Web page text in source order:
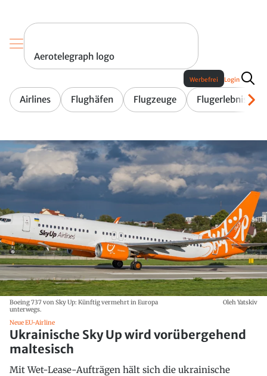
Aerotelegraph logo
Airlines Flughäfen Flugzeuge Flugerlebnis
Werbefrei Login
Boeing 737 von Sky Up: Künftig vermehrt in Europa
unterwegs.
Oleh Yatskiv
Neue EU-Airline
Ukrainische Sky Up wird vorübergehend
maltesisch
Mit Wet-Lease-Aufträgen hält sich die ukrainische